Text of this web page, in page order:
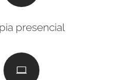
presencial
